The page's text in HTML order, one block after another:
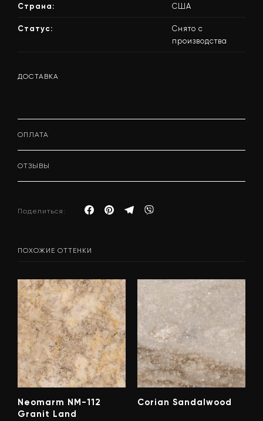
Страна: США
Статус:
Снято с
производства
ДОСТАВКА
ОПЛАТА
ОТЗЫВЫ
Поделиться:
ПОХОЖИЕ ОТТЕНКИ
Neomarm NM-112
Granit Land
Corian Sandalwood